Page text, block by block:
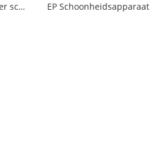
EP Penetratie Importeer schoonheidsapparaat EP Schoonheidsapparaat